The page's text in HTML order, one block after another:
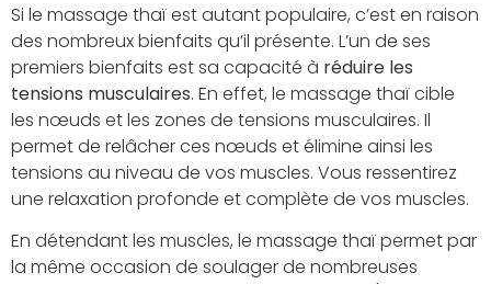
Si le massage thaï est autant populaire, c’est en raison
des nombreux bienfaits qu’il présente. L’un de ses
premiers bienfaits est sa capacité à réduire les
tensions musculaires. En effet, le massage thaï cible
les nœuds et les zones de tensions musculaires. Il
permet de relâcher ces nœuds et élimine ainsi les
tensions au niveau de vos muscles. Vous ressentirez
une relaxation profonde et complète de vos muscles.
En détendant les muscles, le massage thaï permet par
la même occasion de soulager de nombreuses